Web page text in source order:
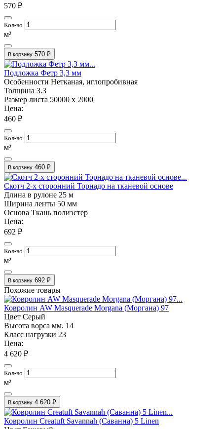
570 ₽
Кол-во
м²
В корзину 570 ₽
Подложка Фетр 3,3 мм
Особенности Нетканая, иглопробивная
Толщина 3.3
Размер листа 50000 х 2000
Цена:
460 ₽
Кол-во
м²
В корзину 460 ₽
Скотч 2-х сторонний Торнадо на тканевой основе
Длина в рулоне 25 м
Ширина ленты 50 мм
Основа Ткань полиэстер
Цена:
692 ₽
Кол-во
м²
В корзину 692 ₽
Похожие товары
Ковролин AW Masquerade Morgana (Моргана) 97
Цвет Серый
Высота ворса мм. 14
Класс нагрузки 23
Цена:
4 620 ₽
Кол-во
м²
В корзину 4 620 ₽
Ковролин Creatuft Savannah (Саванна) 5 Linen